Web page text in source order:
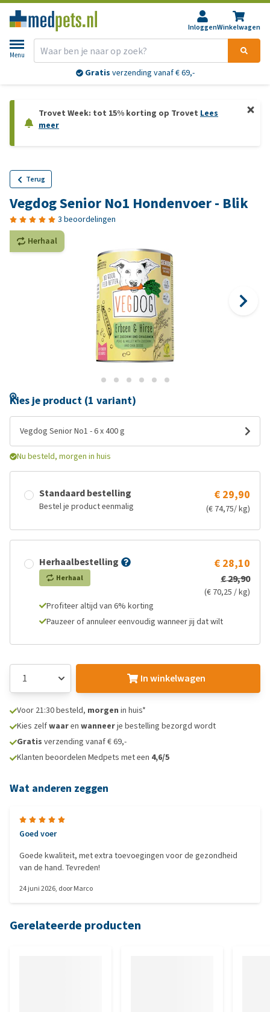
InloggenWinkelwagen
Menu
Gratis verzending vanaf € 69,-
Trovet Week: tot 15% korting op Trovet Lees
meer
Terug
Vegdog Senior No1 Hondenvoer - Blik
3 beoordelingen
Herhaal
Kies je product (1 variant)
Vegdog Senior No1 - 6 x 400 g
Nu besteld, morgen in huis
Standaard bestelling
Bestel je product eenmalig
€ 29,90
(€ 74,75/ kg)
Herhaalbestelling
Herhaal
€ 28,10
€ 29,90
(€ 70,25 / kg)
Profiteer altijd van 6% korting
Pauzeer of annuleer eenvoudig wanneer jij dat wilt
In winkelwagen
Voor 21:30 besteld, morgen in huis*
Kies zelfwaaren wanneerje bestelling bezorgd wordt
Gratis verzending vanaf € 69,-
Klanten beoordelen Medpets met een 4,6/5
Wat anderen zeggen
Goed voer
Goede kwaliteit, met extra toevoegingen voor de gezondheid
van de hand. Tevreden!
24 juni 2026, doorMarco
Gerelateerde producten